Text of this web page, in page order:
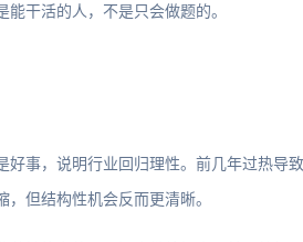
干活的人，不是只会做题的。
好事，说明行业回归理性。前几年过热导
但结构性机会反而更清晰。